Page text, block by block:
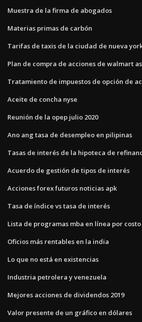
Muestra de la firma de abogados
Materias primas de carbón
Tarifas de taxis de la ciudad de nueva
Plan de compra de acciones de walmart
Tratamiento de impuestos de opción de
Aceite de concha nyse
Reunión de la opep julio 2020
Ano ang tasa de desempleo en pilipinas
Tasas de interés de la hipoteca de
Acuerdo de gestión de tipos de interés
Acciones forex futuros noticias apk
Tasa de índice vs tasa de interés
Lista de programas mba en línea por costo
Oficios más rentables en la india
Lo que no está en existencias
Industria petrolera y venezuela
Mejores acciones de dividendos 2019
Valor presente de un gráfico en dólares